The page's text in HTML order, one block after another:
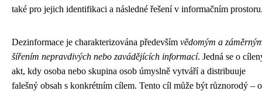
také pro jejich identifikaci a následné řešení v informačním
Dezinformace je charakterizována především vědomým a
šířením nepravdivých nebo zavádějících informací. Jedná se o
akt, kdy osoba nebo skupina osob úmyslně vytváří a distribuuje
falešný obsah s konkrétním cílem. Tento cíl může být různorodý –